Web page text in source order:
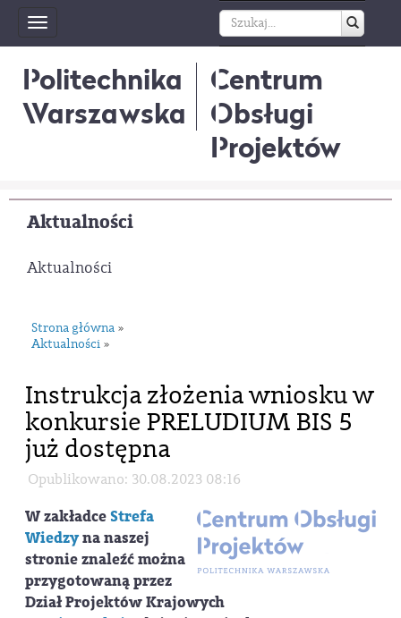
Toggle
navigation
Politechnika
Warszawska
Centrum
Obsługi
Projektów
Aktualności
Aktualności
Strona główna »
Aktualności »
Instrukcja złożenia wniosku w
konkursie PRELUDIUM BIS 5
już dostępna
Opublikowano: 30.08.2023 08:16
W zakładceStrefa
Wiedzyna naszej
stronie znaleźć można
przygotowaną przez
Dział Projektów Krajowych